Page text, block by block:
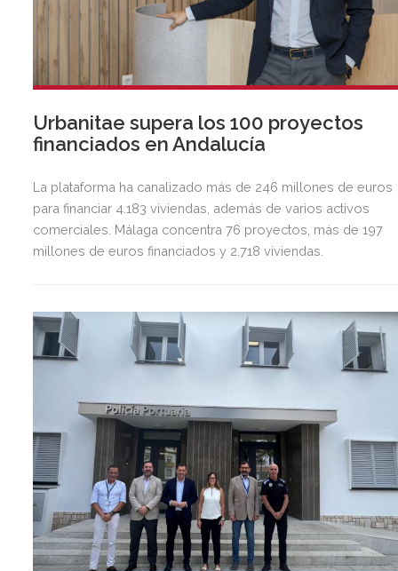
Urbanitae supera los 100 proyectos
financiados en Andalucía
La plataforma ha canalizado más de 246 millones de euros
para financiar 4.183 viviendas, además de varios activos
comerciales. Málaga concentra 76 proyectos, más de 197
millones de euros financiados y 2.718 viviendas.